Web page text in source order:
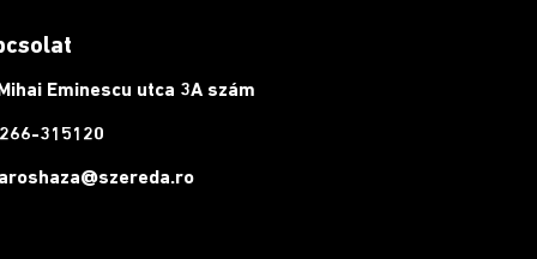
Eminescu utca 3A szám
315120